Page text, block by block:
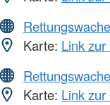
Rettungswache
Karte: Link
Rettungswache
Karte: Link